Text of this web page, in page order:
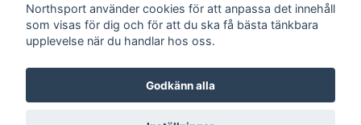
Sociala medier
Northsport använder cookies för att anpassa det innehåll
som visas för dig och för att du ska få bästa tänkbara
upplevelse när du handlar hos oss.
Godkänn alla